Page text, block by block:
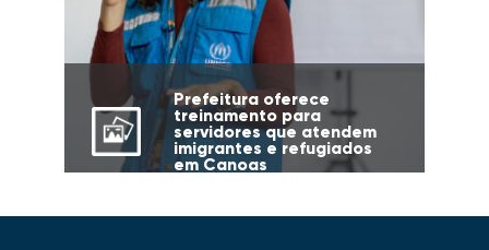
Prefeitura oferece
treinamento para
servidores que atendem
imigrantes e refugiados
em Canoas